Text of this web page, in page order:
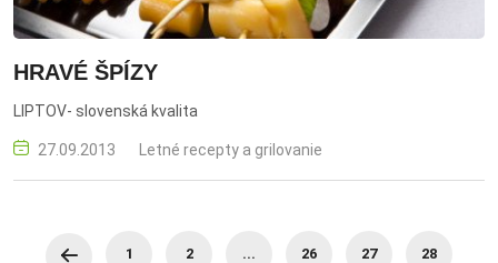
HRAVÉ ŠPÍZY
LIPTOV- slovenská kvalita
27.09.2013 Letné recepty a grilovanie
1 2 ... 26 27 28